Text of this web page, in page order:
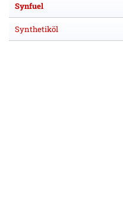
Synfuel
Synthetiköl